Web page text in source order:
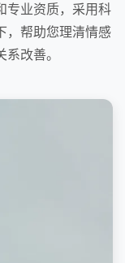
专业资质，采用科
，帮助您理清情感
改善。